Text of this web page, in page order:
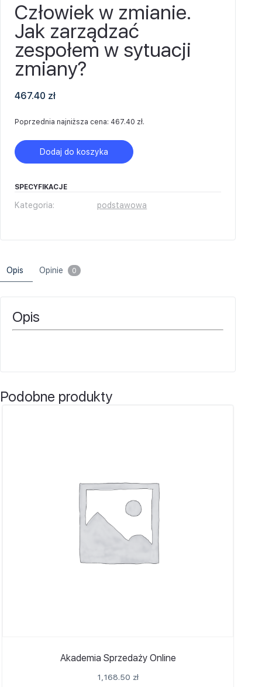
Człowiek w zmianie.
Jak zarządzać
zespołem w sytuacji
zmiany?
467.40 zł
Poprzednia najniższa cena: 467.40 zł.
Dodaj do koszyka
SPECYFIKACJE
Kategoria: podstawowa
Opis Opinie 0
Opis
Podobne produkty
Akademia Sprzedaży Online
1,168.50 zł